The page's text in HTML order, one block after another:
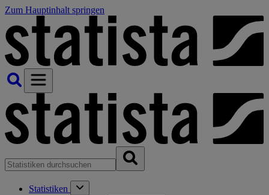
Zum Hauptinhalt springen
Statistiken